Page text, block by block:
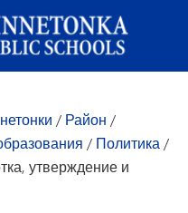
Миннетонки
/ Район /
/ Политика/
утверждение и